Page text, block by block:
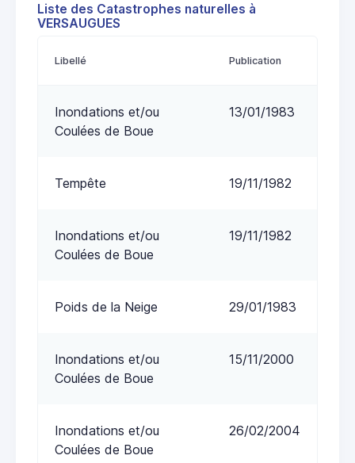
Liste des Catastrophes naturelles à
VERSAUGUES
Libellé Publication
Inondations et/ou
Coulées de Boue
13/01/1983
Tempête 19/11/1982
Inondations et/ou
Coulées de Boue
19/11/1982
Poids de la Neige 29/01/1983
Inondations et/ou
Coulées de Boue
15/11/2000
Inondations et/ou
Coulées de Boue
26/02/2004